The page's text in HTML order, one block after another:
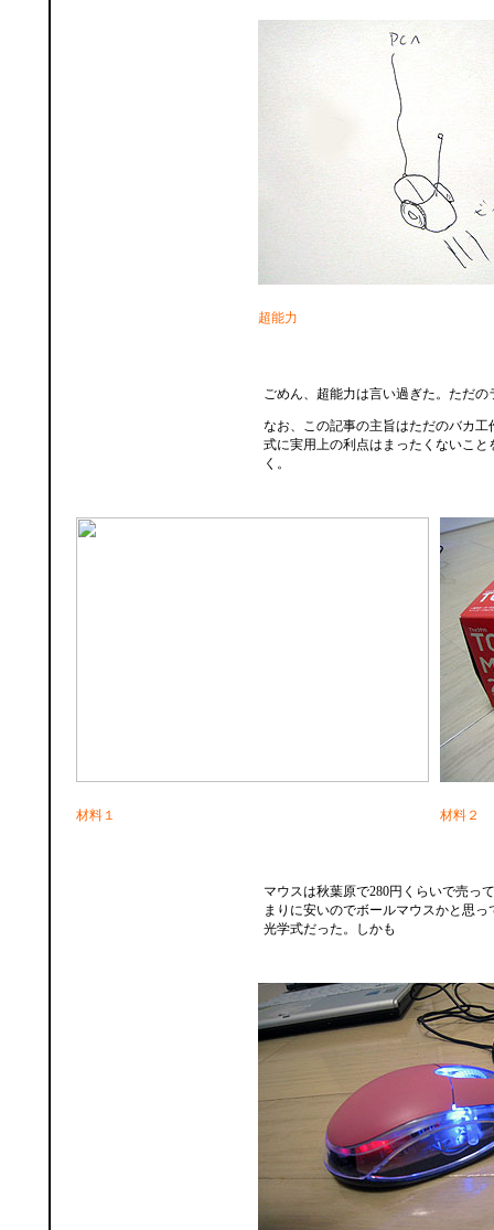
超能力
ごめん、超能力は言い過ぎた。ただの
なお、この記事の主旨はただのバカ工
式に実用上の利点はまったくないこと
く。
材料１ 材料２
マウスは秋葉原で280円くらいで売っ
まりに安いのでボールマウスかと思っ
光学式だった。しかも